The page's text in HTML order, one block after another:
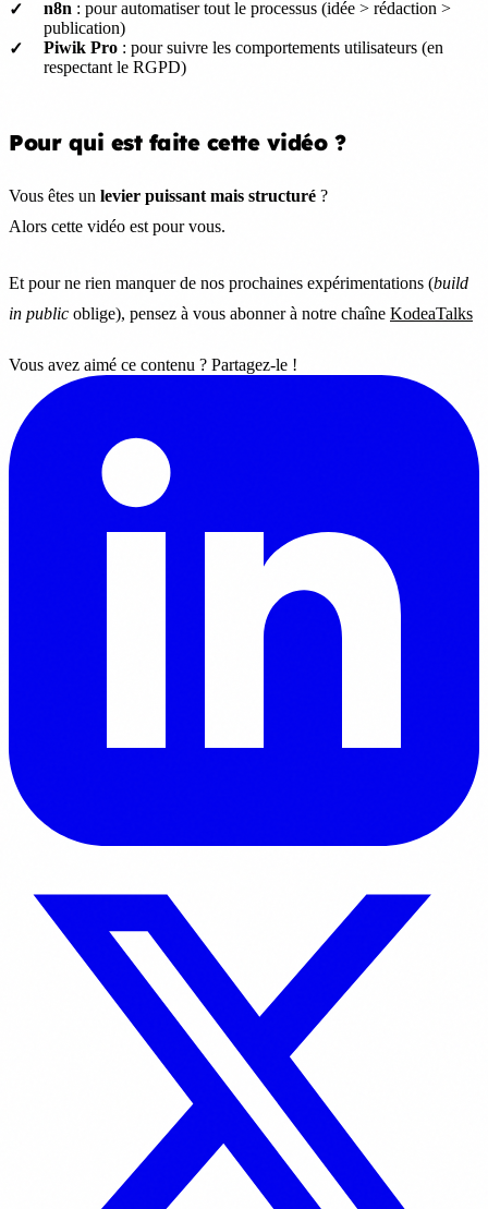
n8n : pour automatiser tout le processus (idée > rédaction >
publication)
Piwik Pro : pour suivre les comportements utilisateurs (en
respectant le RGPD)
Pour qui est faite cette vidéo ?
Vous êtes un levier puissant mais structuré ?
Alors cette vidéo est pour vous.
Et pour ne rien manquer de nos prochaines expérimentations (build
in public oblige), pensez à vous abonner à notre chaîne KodeaTalks
Vous avez aimé ce contenu ? Partagez-le !